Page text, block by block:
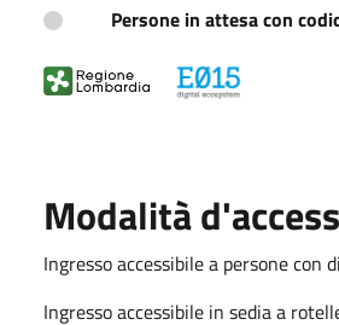
Persone in attesa con
Modalità
Ingresso accessibile a persone con
Ingresso accessibile in sedia a